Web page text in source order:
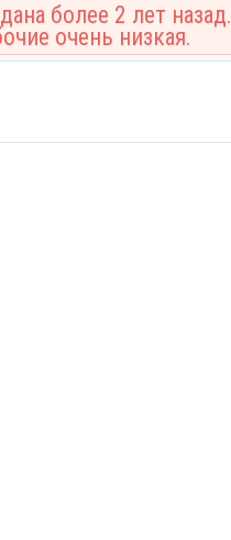
более 2 лет назад.
очень низкая.